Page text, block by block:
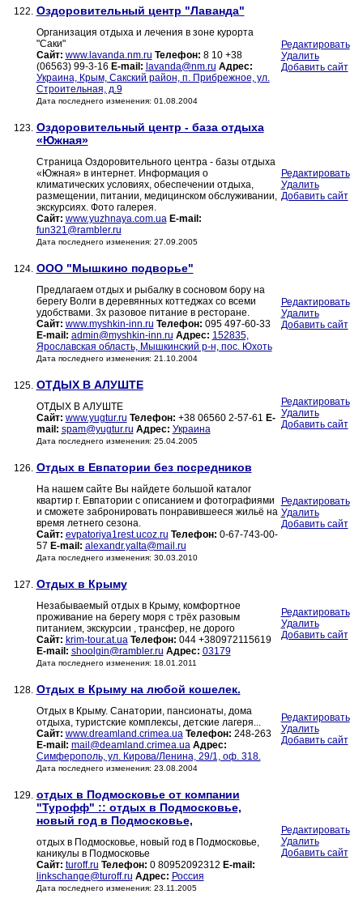
122. Оздоровительный центр "Лаванда"
Организация отдыха и лечения в зоне курорта
"Саки"
Сайт: www.lavanda.nm.ru Телефон: 8 10 +38
(06563) 99-3-16 E-mail: lavanda@nm.ru Адрес:
Украина, Крым, Сакский район, п. Прибрежное, ул.
Строительная, д.9
Дата последнего изменения: 01.08.2004
Редактировать
Удалить
Добавить сайт
123. Оздоровительный центр - база отдыха
«Южная»
Страница Оздоровительного центра - базы отдыха
«Южная» в интернет. Информация о
климатических условиях, обеспечении отдыха,
размещении, питании, медицинском обслуживании,
экскурсиях. Фото галерея.
Сайт: www.yuzhnaya.com.ua E-mail:
fun321@rambler.ru
Дата последнего изменения: 27.09.2005
Редактировать
Удалить
Добавить сайт
124. ООО "Мышкино подворье"
Предлагаем отдых и рыбалку в сосновом бору на
берегу Волги в деревянных коттеджах со всеми
удобствами. 3х разовое питание в ресторане.
Сайт: www.myshkin-inn.ru Телефон: 095 497-60-33
E-mail: admin@myshkin-inn.ru Адрес: 152835,
Ярославская область, Мышкинский р-н, пос. Юхоть
Дата последнего изменения: 21.10.2004
Редактировать
Удалить
Добавить сайт
125. ОТДЫХ В АЛУШТЕ
ОТДЫХ В АЛУШТЕ
Сайт: www.yugtur.ru Телефон: +38 06560 2-57-61 E-
mail: spam@yugtur.ru Адрес: Украина
Дата последнего изменения: 25.04.2005
Редактировать
Удалить
Добавить сайт
126. Отдых в Евпатории без посредников
На нашем сайте Вы найдете большой каталог
квартир г. Евпатории с описанием и фотографиями
и сможете забронировать понравившееся жильё на
время летнего сезона.
Сайт: evpatoriya1rest.ucoz.ru Телефон: 0-67-743-00-
57 E-mail: alexandr.yalta@mail.ru
Дата последнего изменения: 30.03.2010
Редактировать
Удалить
Добавить сайт
127. Отдых в Крыму
Незабываемый отдых в Крыму, комфортное
проживание на берегу моря с трёх разовым
питанием, экскурсии , трансфер, не дорого
Сайт: krim-tour.at.ua Телефон: 044 +380972115619
E-mail: shoolgin@rambler.ru Адрес: 03179
Дата последнего изменения: 18.01.2011
Редактировать
Удалить
Добавить сайт
128. Отдых в Крыму на любой кошелек.
Отдых в Крыму. Санатории, пансионаты, дома
отдыха, туристские комплексы, детские лагеря...
Сайт: www.dreamland.crimea.ua Телефон: 248-263
E-mail: mail@deamland.crimea.ua Адрес:
Симферополь, ул. Кирова/Ленина, 29/1, оф. 318.
Дата последнего изменения: 23.08.2004
Редактировать
Удалить
Добавить сайт
129. отдых в Подмосковье от компании
"Турофф" :: отдых в Подмосковье,
новый год в Подмосковье,
отдых в Подмосковье, новый год в Подмосковье,
каникулы в Подмосковье
Сайт: turoff.ru Телефон: 0 80952092312 E-mail:
linkschange@turoff.ru Адрес: Россия
Дата последнего изменения: 23.11.2005
Редактировать
Удалить
Добавить сайт